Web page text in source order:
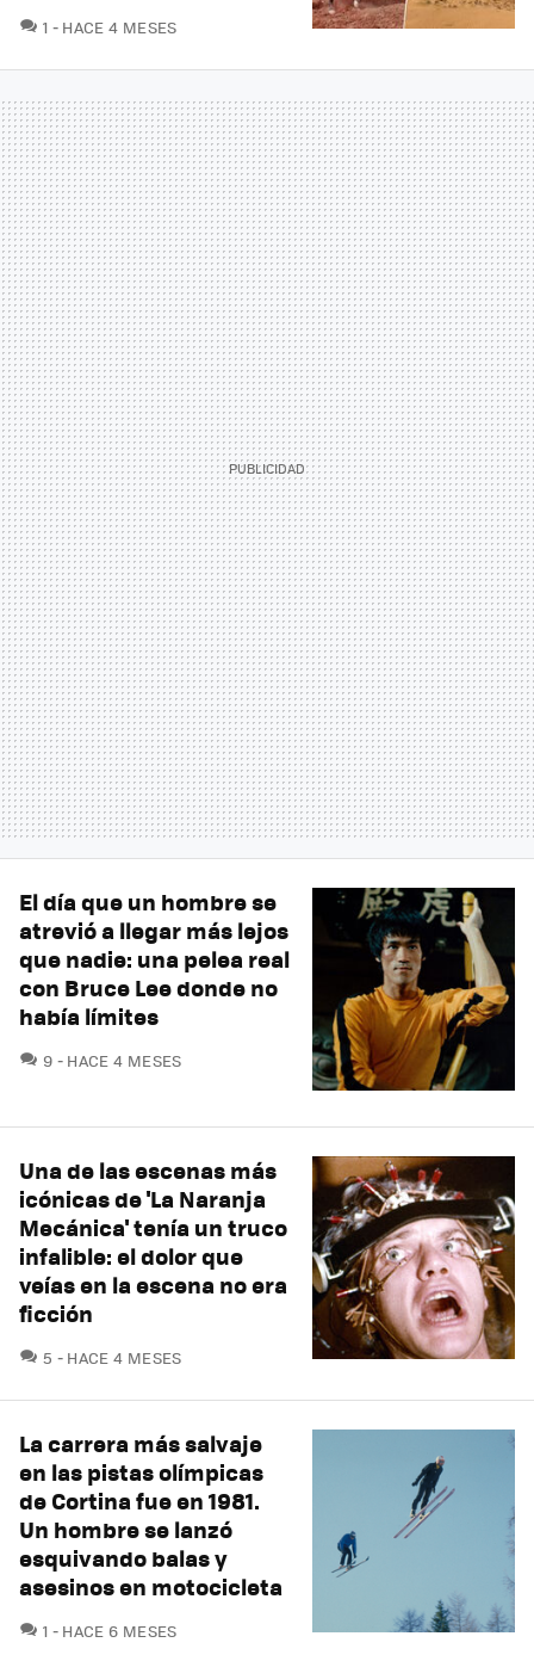
1 COMENTARIOS
HACE 4 MESES
El día que un hombre se
atrevió a llegar más lejos
que nadie: una pelea real
con Bruce Lee donde no
había límites
9 COMENTARIOS
HACE 4 MESES
Una de las escenas más
icónicas de 'La Naranja
Mecánica' tenía un truco
infalible: el dolor que
veías en la escena no era
ficción
5 COMENTARIOS
HACE 4 MESES
La carrera más salvaje
en las pistas olímpicas
de Cortina fue en 1981.
Un hombre se lanzó
esquivando balas y
asesinos en motocicleta
1 COMENTARIOS
HACE 6 MESES